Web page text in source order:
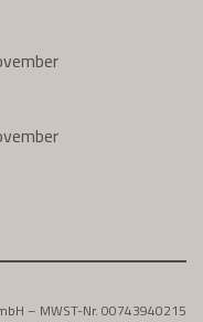
– MWST-Nr. 00743940215